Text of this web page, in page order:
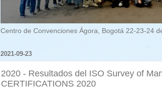
Centro de Convenciones Ágora, Bogotá 22-23-24
2021-09-23
2020 - Resultados del ISO Survey of
CERTIFICATIONS 2020